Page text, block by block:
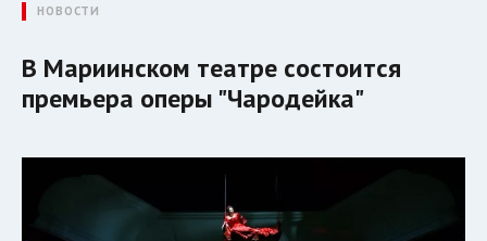
НОВОСТИ
В Мариинском театре состоится
премьера оперы "Чародейка"